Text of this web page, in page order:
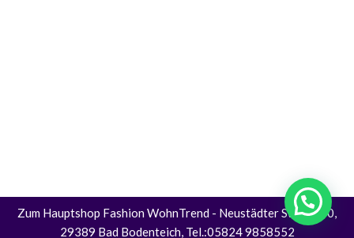
Zum Hauptshop Fashion WohnTrend - Neustädter Straße 30,
29389 Bad Bodenteich, Tel.:05824 9858552